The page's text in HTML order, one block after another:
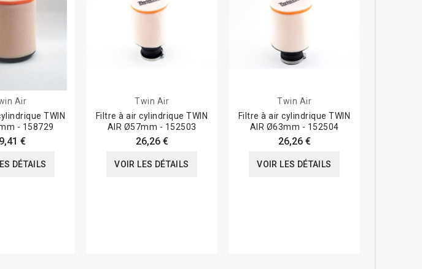
Air
TWIN
- 158729
€
DÉTAILS
Twin Air
Filtre à air cylindrique TWIN
AIR Ø57mm - 152503
26,26 €
VOIR LES DÉTAILS
Twin Air
Filtre à air cylindrique TWIN
AIR Ø63mm - 152504
26,26 €
VOIR LES DÉTAILS